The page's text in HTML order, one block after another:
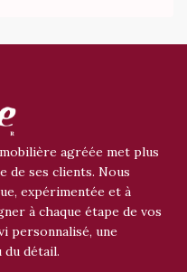
agréée met plus
de ses clients. Nous
expérimentée et à
à chaque étape de vos
personnalisé, une
détail.